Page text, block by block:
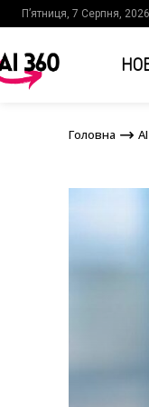
П’ятниця, 7 Серпня, 2026
Головна AI